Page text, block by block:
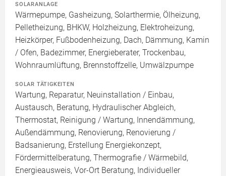
SOLARANLAGE
Wärmepumpe, Gasheizung, Solarthermie, Ölheizung,
Pelletheizung, BHKW, Holzheizung, Elektroheizung,
Heizkörper, Fußbodenheizung, Dach, Dämmung, Kamin
/ Ofen, Badezimmer, Energieberater, Trockenbau,
Wohnraumlüftung, Brennstoffzelle, Umwälzpumpe
SOLAR TÄTIGKEITEN
Wartung, Reparatur, Neuinstallation / Einbau,
Austausch, Beratung, Hydraulischer Abgleich,
Thermostat, Reinigung / Wartung, Innendämmung,
Außendämmung, Renovierung, Renovierung /
Badsanierung, Erstellung Energiekonzept,
Fördermittelberatung, Thermografie / Wärmebild,
Energieausweis, Vor-Ort Beratung, Individueller